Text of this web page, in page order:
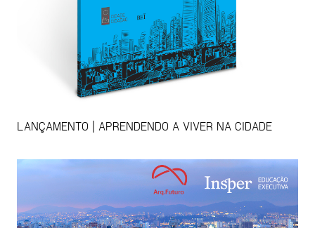
LANÇAMENTO | APRENDENDO A VIVER NA CIDADE